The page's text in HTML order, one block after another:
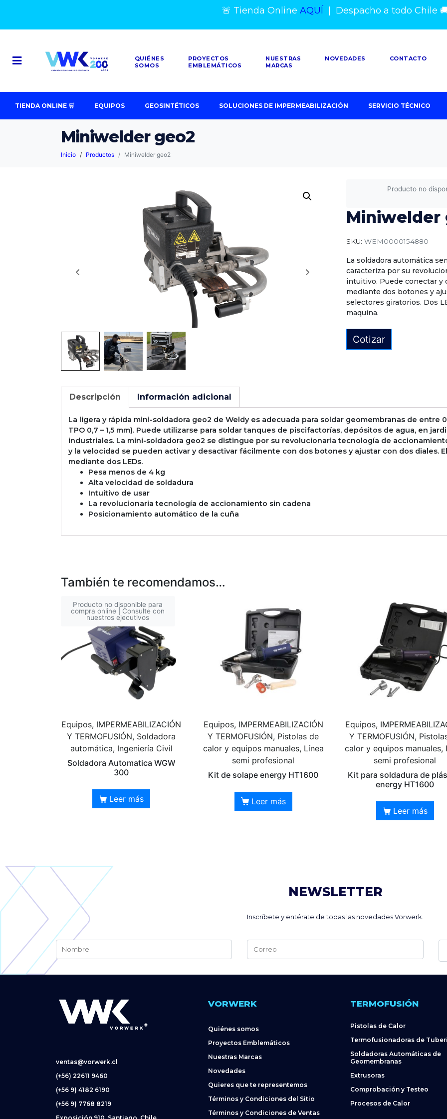
🚨 Tienda Online AQUÍ Despacho a todo Chile
QUIÉNES
SOMOS
PROYECTOS
EMBLEMÁTICOS
NUESTRAS
MARCAS
NOVEDADES CONTACTO
TIENDA ONLINE 🛒 EQUIPOS GEOSINTÉTICOS SOLUCIONES DE IMPERMEABILIZACIÓN SERVICIO TÉCNICO
Miniwelder geo2
Inicio Productos Miniwelder geo2
Producto no
Miniwelder
SKU: WEM0000154880
La soldadora automática
caracteriza por su
intuitivo. Puede conectar y
mediante dos botones y
selectores giratorios. Dos
maquina.
Cotizar
Descripción Información adicional
La ligera y rápida mini-soldadora geo2 de Weldy es adecuada para soldar geomembranas de entre
TPO 0,7 – 1,5 mm). Puede utilizarse para soldar tanques de piscifactorías, depósitos de agua, en
industriales. La mini-soldadora geo2 se distingue por su revolucionaria tecnología de
y la velocidad se pueden activar y desactivar fácilmente con dos botones y ajustar con dos diales.
mediante dos LEDs.
Pesa menos de 4 kg
Alta velocidad de soldadura
Intuitivo de usar
La revolucionaria tecnología de accionamiento sin cadena
Posicionamiento automático de la cuña
También te recomendamos…
Producto no disponible para
compra online | Consulte con
nuestros ejecutivos
Equipos, IMPERMEABILIZACIÓN
Y TERMOFUSIÓN, Soldadora
automática, Ingeniería Civil
Soldadora Automatica WGW
300
Leer más
Equipos, IMPERMEABILIZACIÓN
Y TERMOFUSIÓN, Pistolas de
calor y equipos manuales, Línea
semi profesional
Kit de solape energy HT1600
Leer más
Equipos,
Y TERMOFUSIÓN,
calor y equipos manuales,
semi profesional
Kit para soldadura de
energy HT1600
Leer más
NEWSLETTER
Inscríbete y entérate de todas las novedades Vorwerk.
Alternative:
ventas@vorwerk.cl
(+56) 22611 9460
(+56 9) 4182 6190
(+56 9) 7768 8219
VORWERK
Quiénes somos
Proyectos Emblemáticos
Nuestras Marcas
Novedades
Quieres que te representemos
Términos y Condiciones del Sitio
Términos y Condiciones de Ventas
TERMOFUSIÓN
Pistolas de Calor
Termofusionadoras de
Soldadoras Automáticas de
Geomembranas
Extrusoras
Comprobación y Testeo
Procesos de Calor